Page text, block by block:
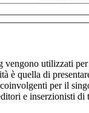
vengono utilizzati
è quella di
per il
e inserzionisti di